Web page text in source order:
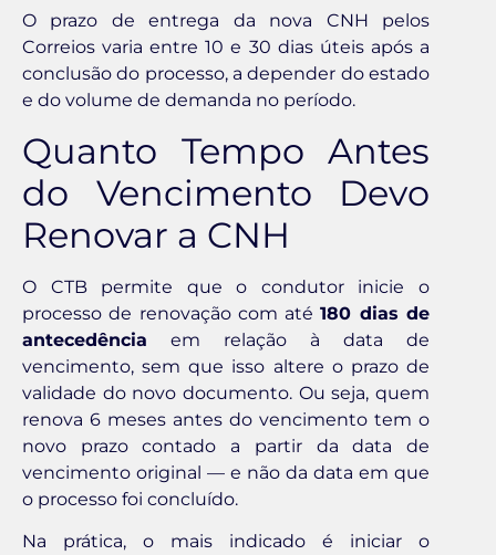
O prazo de entrega da nova CNH pelos
Correios varia entre 10 e 30 dias úteis após a
conclusão do processo, a depender do estado
e do volume de demanda no período.
Quanto Tempo Antes
do Vencimento Devo
Renovar a CNH
O CTB permite que o condutor inicie o
processo de renovação com até180 dias de
antecedência em relação à data de
vencimento, sem que isso altere o prazo de
validade do novo documento. Ou seja, quem
renova 6 meses antes do vencimento tem o
novo prazo contado a partir da data de
vencimento original — e não da data em que
o processo foi concluído.
Na prática, o mais indicado é iniciar o